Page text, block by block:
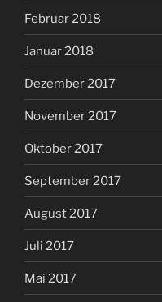
Februar 2018
Januar 2018
Dezember 2017
November 2017
Oktober 2017
September 2017
August 2017
Juli 2017
Mai 2017